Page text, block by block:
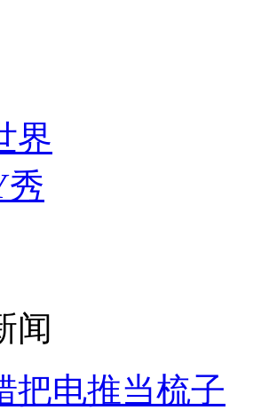
战”
急速倒车逃窜
界
秀
闻
把电推当梳子